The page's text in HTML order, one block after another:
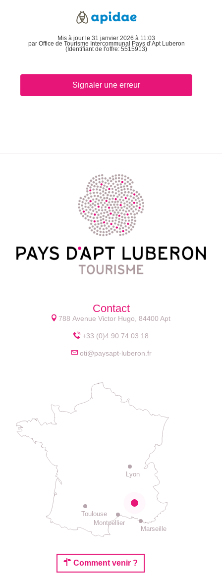
Mis à jour le 31 janvier 2026 à 11:03
par Office de Tourisme Intercommunal Pays d’Apt Luberon
(Identifiant de l'offre: 5515913)
Signaler une erreur
Contact
788 Avenue Victor Hugo, 84400 Apt
+33 (0)4 90 74 03 18
oti@paysapt-luberon.fr
Lyon
Montpellier
Toulouse
Marseille
Comment venir ?